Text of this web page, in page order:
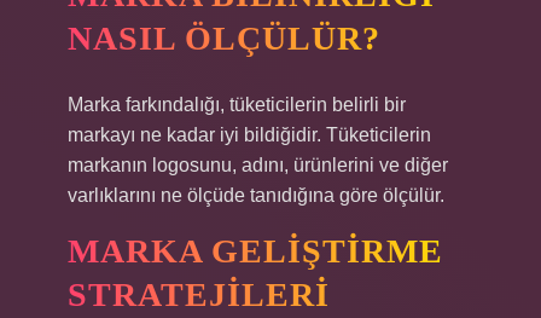
NASIL ÖLÇÜLÜR?
Marka farkındalığı, tüketicilerin belirli bir
markayı ne kadar iyi bildiğidir. Tüketicilerin
markanın logosunu, adını, ürünlerini ve diğer
varlıklarını ne ölçüde tanıdığına göre ölçülür.
MARKA GELIŞTIRME
STRATEJILERI